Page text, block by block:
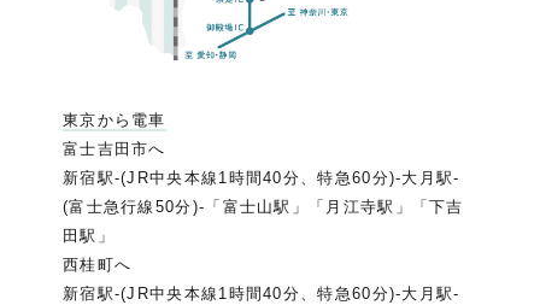
東京から電車
富士吉田市へ
新宿駅-(JR中央本線1時間40分、特急60分)-大月駅-
(富士急行線50分)-「富士山駅」「月江寺駅」「下吉
田駅」
西桂町へ
新宿駅-(JR中央本線1時間40分、特急60分)-大月駅-